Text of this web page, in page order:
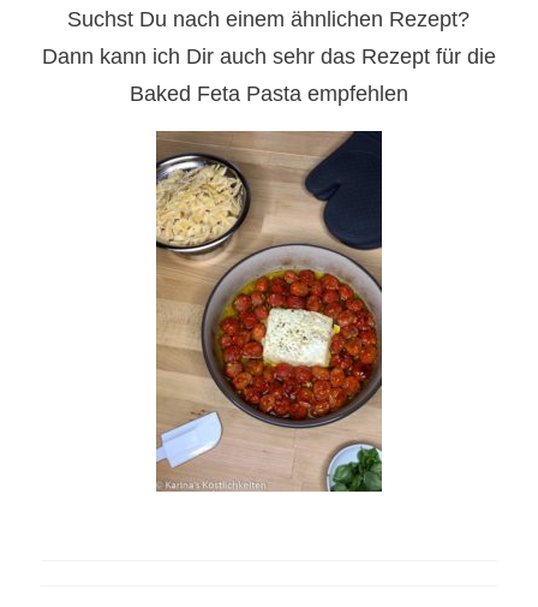
Suchst Du nach einem ähnlichen Rezept?
Dann kann ich Dir auch sehr das Rezept für die
Baked Feta Pasta empfehlen